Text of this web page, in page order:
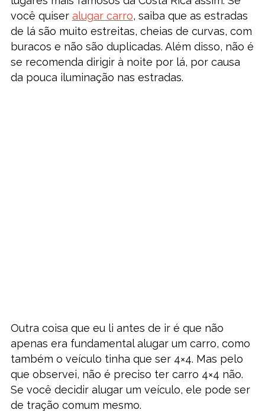
você quiser alugar carro, saiba que as estradas
de lá são muito estreitas, cheias de curvas, com
buracos e não são duplicadas. Além disso, não é
se recomenda dirigir à noite por lá, por causa
da pouca iluminação nas estradas.
Outra coisa que eu li antes de ir é que não
apenas era fundamental alugar um carro, como
também o veículo tinha que ser 4×4. Mas pelo
que observei, não é preciso ter carro 4×4 não.
Se você decidir alugar um veículo, ele pode ser
de tração comum mesmo.